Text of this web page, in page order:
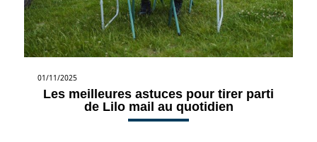
01/11/2025
Les meilleures astuces pour tirer parti
de Lilo mail au quotidien